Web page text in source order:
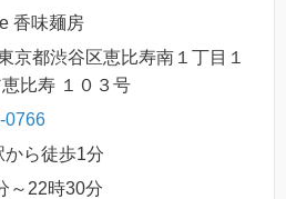
香味麺房
京都渋谷区恵比寿南１丁目１
比寿 １０３号
0766
から徒歩1分
～22時30分